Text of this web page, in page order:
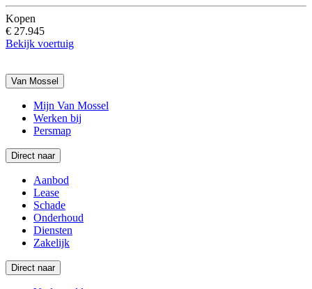
Kopen
€ 27.945
Bekijk voertuig
Van Mossel
Mijn Van Mossel
Werken bij
Persmap
Direct naar
Aanbod
Lease
Schade
Onderhoud
Diensten
Zakelijk
Direct naar